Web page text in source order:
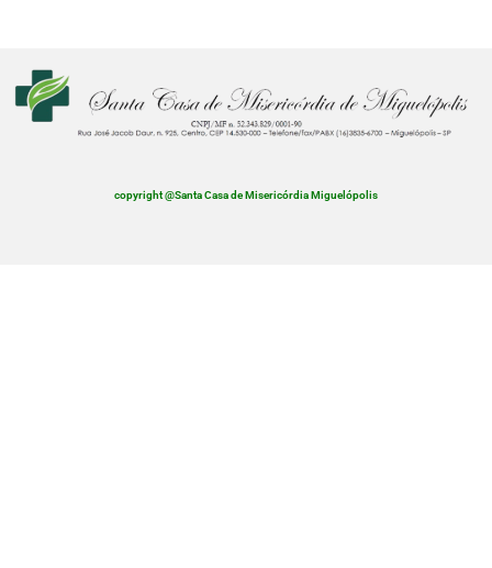
copyright @Santa Casa de Misericórdia Miguelópolis